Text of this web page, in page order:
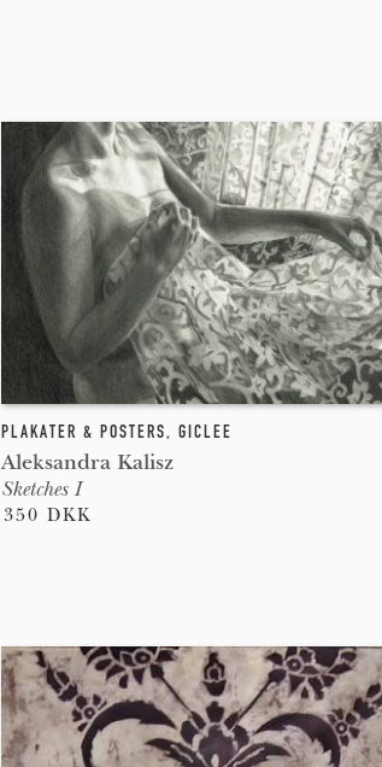
PLAKATER & POSTERS, GICLEE
Aleksandra Kalisz
Sketches I
350 DKK